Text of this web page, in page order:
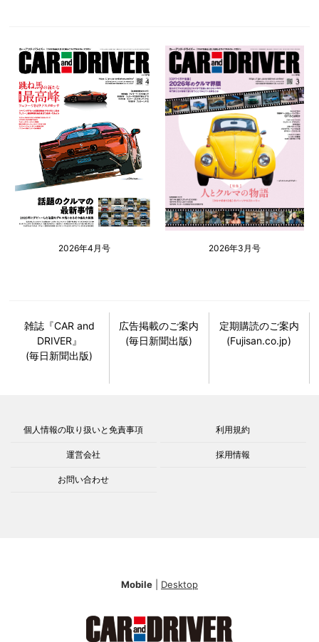
2026年4月号 2026年3月号
雑誌『CAR and
DRIVER』
(毎日新聞出版)
広告掲載のご案内
(毎日新聞出版)
定期購読のご案内
(Fujisan.co.jp)
個人情報の取り扱いと免責事項 利用規約
運営会社 採用情報
お問い合わせ
Mobile Desktop